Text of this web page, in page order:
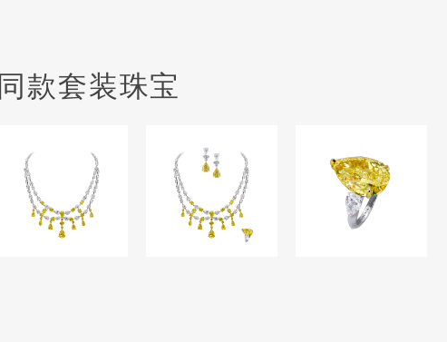
同款套装珠宝